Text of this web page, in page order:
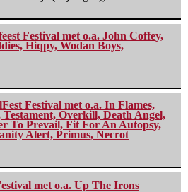
Festival met o.a. John Coffey,
Hiqpy, Wodan Boys,
Festival met o.a. In Flames,
Overkill, Death Angel,
To Prevail, Fit For An Autopsy,
Alert, Primus, Necrot
met o.a. Up The Irons